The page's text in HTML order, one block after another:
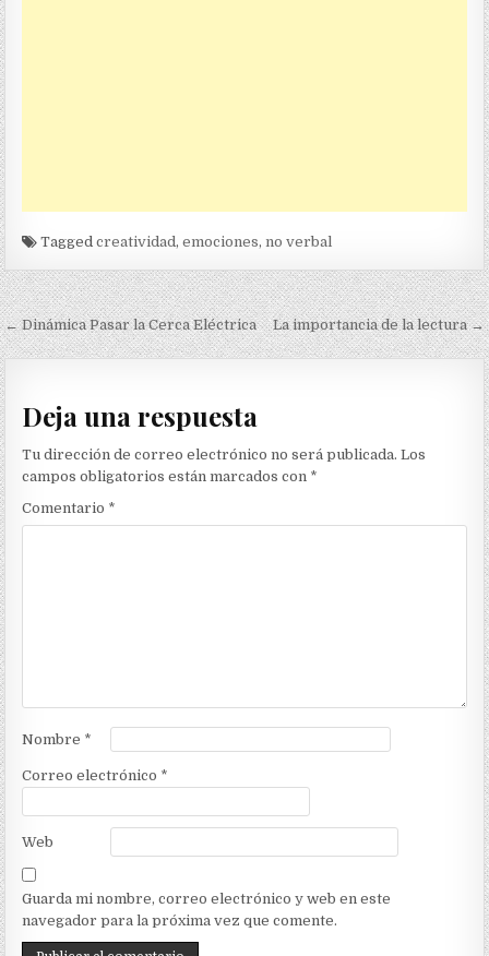
Taggedcreatividad,emociones,no verbal
Navegación
de
entradas
← Dinámica Pasar la Cerca Eléctrica La importancia de la lectura →
Deja una respuesta
Tu dirección de correo electrónico no será publicada. Los
campos obligatorios están marcados con *
Comentario *
Nombre *
Correo electrónico *
Web
Guarda mi nombre, correo electrónico y web en este
navegador para la próxima vez que comente.